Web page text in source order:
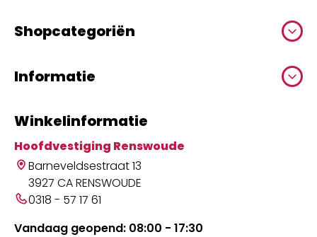
Shopcategoriën
Informatie
Winkelinformatie
Hoofdvestiging Renswoude
Barneveldsestraat 13
3927 CA RENSWOUDE
0318 - 57 17 61
Vandaag geopend: 08:00 - 17:30